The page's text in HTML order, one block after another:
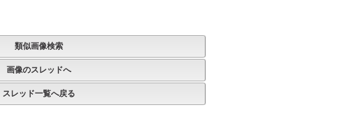
類似画像検索
画像のスレッドへ
スレッド一覧へ戻る